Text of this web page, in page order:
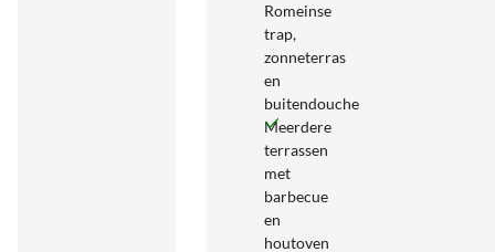
Romeinse
trap,
zonneterras
en
buitendouche
Meerdere
terrassen
met
barbecue
en
houtoven